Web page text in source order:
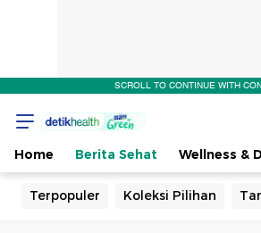
SCROLL TO CONTINUE WITH
Home Berita Sehat Wellness &
Terpopuler Koleksi Pilihan